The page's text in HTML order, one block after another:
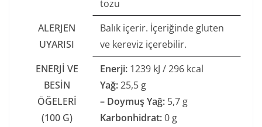
tozu
ALERJEN
UYARISI
Balık içerir. İçeriğinde gluten
ve kereviz içerebilir.
ENERJI VE
BESIN
ÖĞELERI
(100 G)
Enerji: 1239 kJ / 296 kcal
Yağ:25,5 g
– Doymuş Yağ: 5,7 g
Karbonhidrat:0 g